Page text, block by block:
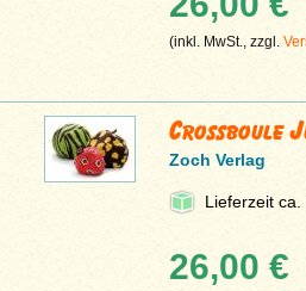
(inkl. MwSt., zzgl.
Crossboule
Zoch Verlag
Lieferzeit ca.
26,00 €